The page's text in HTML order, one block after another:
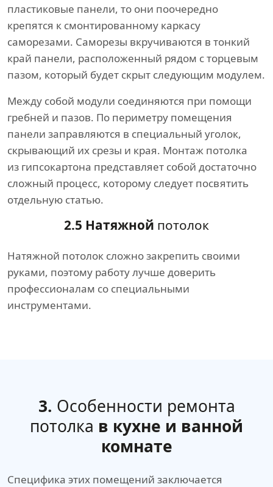
пластиковые панели, то они поочередно
крепятся к смонтированному каркасу
саморезами. Саморезы вкручиваются в тонкий
край панели, расположенный рядом с торцевым
пазом, который будет скрыт следующим модулем.
Между собой модули соединяются при помощи
гребней и пазов. По периметру помещения
панели заправляются в специальный уголок,
скрывающий их срезы и края. Монтаж потолка
из гипсокартона представляет собой достаточно
сложный процесс, которому следует посвятить
отдельную статью.
2.5 Натяжной потолок
Натяжной потолок сложно закрепить своими
руками, поэтому работу лучше доверить
профессионалам со специальными
инструментами.
3. Особенности ремонта
потолка в кухне и ванной
комнате
Специфика этих помещений заключается